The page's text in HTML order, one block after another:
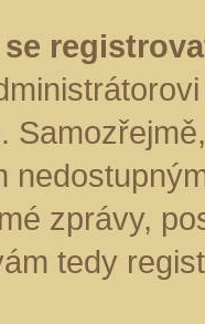
zprávy,
tedy